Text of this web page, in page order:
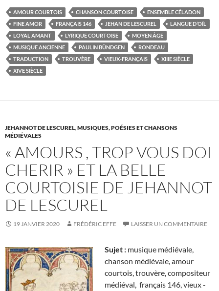
AMOUR COURTOIS CHANSON COURTOISE
ENSEMBLE CÉLADON
FINE AMOR
FRANÇAIS 146 JEHAN DE LESCUREL
LANGUE D’OÏL
LOYAL AMANT
LYRIQUE COURTOISE
MOYEN ÂGE
MUSIQUE ANCIENNE
PAULIN BÜNDGEN
RONDEAU
TRADUCTION
TROUVÈRE VIEUX-FRANÇAIS
XIIIE SIÈCLE
XIVE SIÈCLE
JEHANNOT DE LESCUREL,MUSIQUES, POÉSIES ET CHANSONS
MÉDIÉVALES
« AMOURS , TROP VOUS DOI
CHERIR » ET LA BELLE
COURTOISIE DE JEHANNOT
DE LESCUREL
19 JANVIER 2020 FRÉDÉRIC EFFE LAISSER UN COMMENTAIRE
Sujet : musique médiévale,
chanson médiévale, amour
courtois, trouvère, compositeur
médiéval, français 146, vieux -